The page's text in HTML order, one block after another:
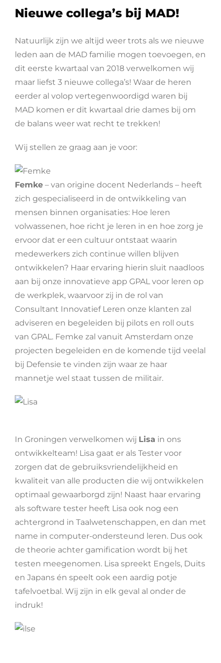
Nieuwe collega’s bij MAD!
Natuurlijk zijn we altijd weer trots als we nieuwe
leden aan de MAD familie mogen toevoegen, en
dit eerste kwartaal van 2018 verwelkomen wij
maar liefst 3 nieuwe collega’s! Waar de heren
eerder al volop vertegenwoordigd waren bij
MAD komen er dit kwartaal drie dames bij om
de balans weer wat recht te trekken!
Wij stellen ze graag aan je voor:
Femke – van origine docent Nederlands – heeft
zich gespecialiseerd in de ontwikkeling van
mensen binnen organisaties: Hoe leren
volwassenen, hoe richt je leren in en hoe zorg je
ervoor dat er een cultuur ontstaat waarin
medewerkers zich continue willen blijven
ontwikkelen? Haar ervaring hierin sluit naadloos
aan bij onze innovatieve app GPAL voor leren op
de werkplek, waarvoor zij in de rol van
Consultant Innovatief Leren onze klanten zal
adviseren en begeleiden bij pilots en roll outs
van GPAL. Femke zal vanuit Amsterdam onze
projecten begeleiden en de komende tijd veelal
bij Defensie te vinden zijn waar ze haar
mannetje wel staat tussen de militair.
In Groningen verwelkomen wij Lisa in ons
ontwikkelteam! Lisa gaat er als Tester voor
zorgen dat de gebruiksvriendelijkheid en
kwaliteit van alle producten die wij ontwikkelen
optimaal gewaarborgd zijn! Naast haar ervaring
als software tester heeft Lisa ook nog een
achtergrond in Taalwetenschappen, en dan met
name in computer-ondersteund leren. Dus ook
de theorie achter gamification wordt bij het
testen meegenomen. Lisa spreekt Engels, Duits
en Japans én speelt ook een aardig potje
tafelvoetbal. Wij zijn in elk geval al onder de
indruk!